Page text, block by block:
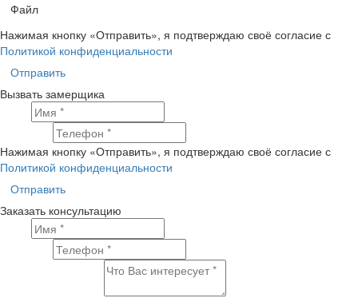
Файл
Нажимая кнопку «Отправить», я подтверждаю своё согласие с
Политикой конфиденциальности
Отправить
Вызвать замерщика
Нажимая кнопку «Отправить», я подтверждаю своё согласие с
Политикой конфиденциальности
Отправить
Заказать консультацию